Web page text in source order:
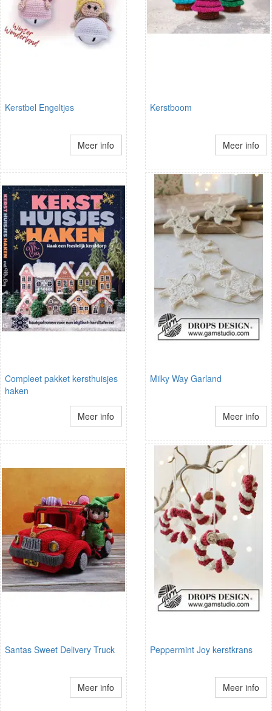
Kerstbel Engeltjes
Meer info
Kerstboom
Meer info
Compleet pakket kersthuisjes
haken
Meer info
Milky Way Garland
Meer info
Santas Sweet Delivery Truck
Meer info
Peppermint Joy kerstkrans
Meer info